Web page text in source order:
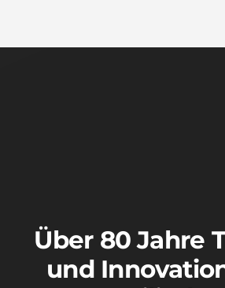
Über 80 Jahre
und